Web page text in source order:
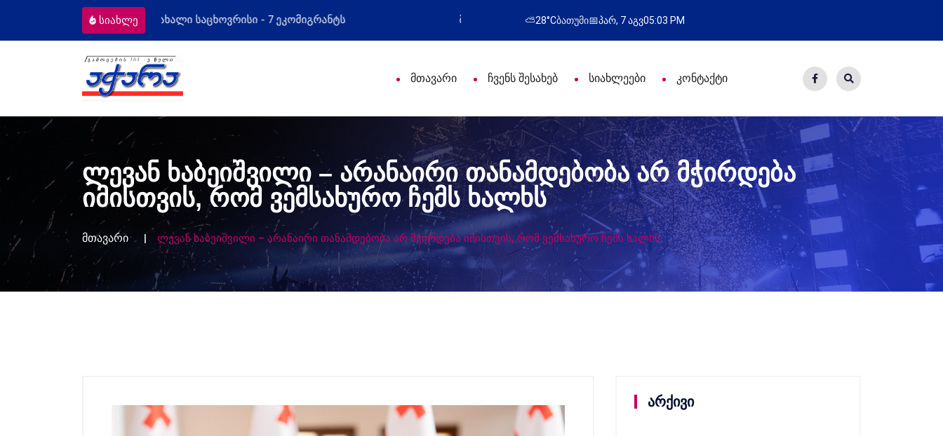
სიახლე
- 7 ეკომიგრანტს მოსამართლეებს პროფესიული დღე მიულოცა წარმატებული გამოსვლა
⛅28°Cბათუმი📅პარ, 7 აგვ05:03 PM
მთავარი ჩვენს შესახებ სიახლეები კონტაქტი
ლევან ხაბეიშვილი – არანაირი თანამდებობა არ მჭირდება
იმისთვის, რომ ვემსახურო ჩემს ხალხს
მთავარი ლევან ხაბეიშვილი – არანაირი თანამდებობა არ მჭირდება იმისთვის, რომ ვემსახურო ჩემს ხალხს
არქივი